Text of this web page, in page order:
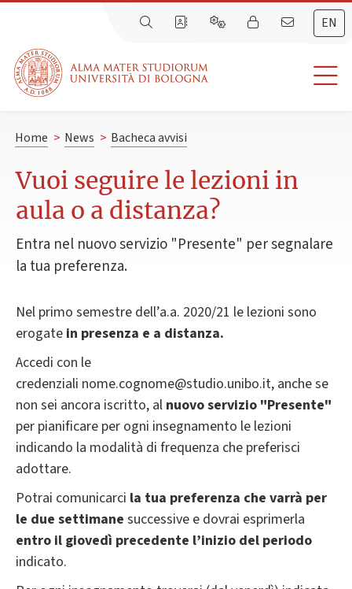
EN
Home > News > Bacheca avvisi
Vuoi seguire le lezioni in
aula o a distanza?
Entra nel nuovo servizio "Presente" per segnalare
la tua preferenza.
Nel primo semestre dell’a.a. 2020/21 le lezioni sono
erogate in presenza e a distanza.
Accedi con le
credenziali nome.cognome@studio.unibo.it, anche se
non sei ancora iscritto, al nuovo servizio "Presente"
per pianificare per ogni insegnamento le lezioni
indicando la modalità di frequenza che preferisci
adottare.
Potrai comunicarci la tua preferenza che varrà per
le due settimane successive e dovrai esprimerla
entro il giovedì precedente l’inizio del periodo
indicato.